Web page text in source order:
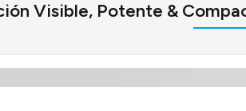
Visible, Potente &